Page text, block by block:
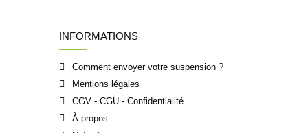
INFORMATIONS
Comment envoyer votre suspension ?
Mentions légales
CGV - CGU - Confidentialité
À propos